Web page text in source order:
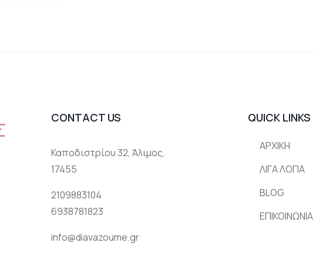
CONTACT US
Καποδιστρίου 32, Άλιμος,
17455
2109883104
6938781823
info@diavazoume.gr
QUICK LINKS
ΑΡΧΙΚΗ
ΛΙΓΑ ΛΟΓΙΑ
BLOG
ΕΠΙΚΟΙΝΩΝΙΑ